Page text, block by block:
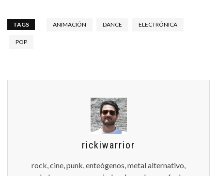
TAGS ANIMACIÓN DANCE ELECTRÓNICA
POP
rickiwarrior
rock, cine, punk, enteógenos, metal alternativo,